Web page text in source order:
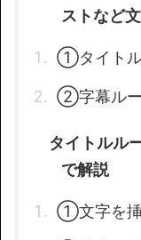
ストなど
①タイトル
②字幕ルー
タイトルル
で解説
①文字を挿